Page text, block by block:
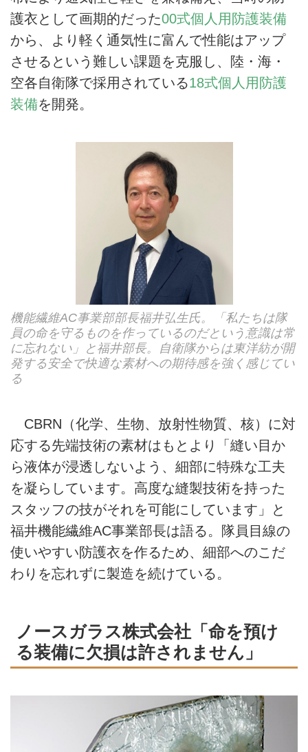
護衣として画期的だった00式個人用防護装備
から、より軽く通気性に富んで性能はアップ
させるという難しい課題を克服し、陸・海・
空各自衛隊で採用されている18式個人用防護
装備を開発。
機能繊維AC事業部部長福井弘生氏。「私たちは隊
員の命を守るものを作っているのだという意識は常
に忘れない」と福井部長。自衛隊からは東洋紡が開
発する安全で快適な素材への期待感を強く感じてい
る
CBRN（化学、生物、放射性物質、核）に対
応する先端技術の素材はもとより「縫い目か
ら液体が浸透しないよう、細部に特殊な工夫
を凝らしています。高度な縫製技術を持った
スタッフの技がそれを可能にしています」と
福井機能繊維AC事業部長は語る。隊員目線の
使いやすい防護衣を作るため、細部へのこだ
わりを忘れずに製造を続けている。
ノースガラス株式会社「命を預け
る装備に欠損は許されません」